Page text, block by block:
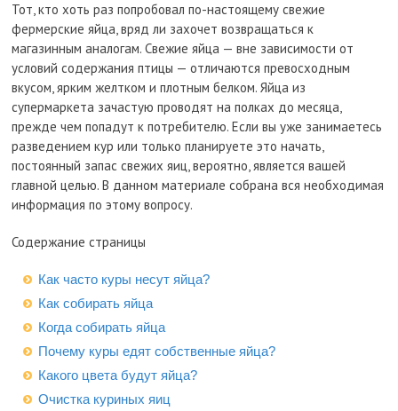
Тот, кто хоть раз попробовал по-настоящему свежие
фермерские яйца, вряд ли захочет возвращаться к
магазинным аналогам. Свежие яйца — вне зависимости от
условий содержания птицы — отличаются превосходным
вкусом, ярким желтком и плотным белком. Яйца из
супермаркета зачастую проводят на полках до месяца,
прежде чем попадут к потребителю. Если вы уже занимаетесь
разведением кур или только планируете это начать,
постоянный запас свежих яиц, вероятно, является вашей
главной целью. В данном материале собрана вся необходимая
информация по этому вопросу.
Содержание страницы
Как часто куры несут яйца?
Как собирать яйца
Когда собирать яйца
Почему куры едят собственные яйца?
Какого цвета будут яйца?
Очистка куриных яиц